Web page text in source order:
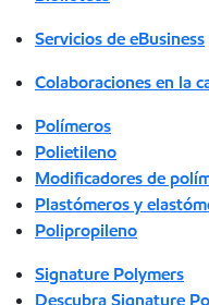
Servicios de eBusiness
Colaboraciones en la
Polímeros
Polietileno
Modificadores de
Plastómeros y
Polipropileno
Signature Polymers
Descubra Signature